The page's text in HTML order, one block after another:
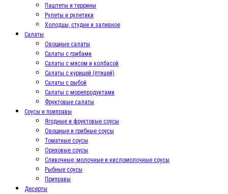
Паштеты и террины
Рулеты и рулетики
Холодцы, студни и заливное
Салаты
Овощные салаты
Салаты с грибами
Салаты с мясом и колбасой
Салаты с курицей (птицей)
Салаты с рыбой
Салаты с морепродуктами
Фруктовые салаты
Соусы и приправы
Ягодные и фруктовые соусы
Овощные и грибные соусы
Томатные соусы
Ореховые соусы
Сливочные, молочные и кисломолочные соусы
Рыбные соусы
Приправы
Десерты